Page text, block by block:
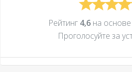
Рейтинг 4,6на основе
Проголосуйте за